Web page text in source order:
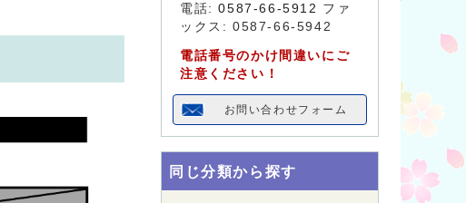
電話:0587-66-5912 ファ
ックス: 0587-66-5942
電話番号のかけ間違いにご
注意ください！
お問い合わせフォーム
同じ分類から探す